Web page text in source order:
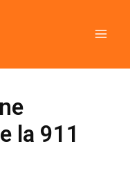
la 911